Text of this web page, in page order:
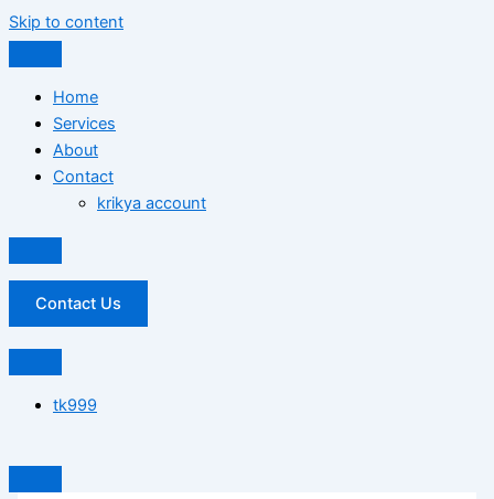
Skip to content
Home
Services
About
Contact
krikya account
Contact Us
tk999